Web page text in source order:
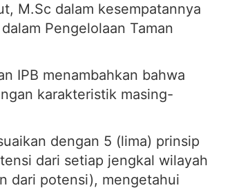
M.Sc dalam kesempatannya
Pengelolaan Taman
IPB menambahkan bahwa
karakteristik masing-
dengan 5 (lima) prinsip
dari setiap jengkal wilayah
dari potensi), mengetahui